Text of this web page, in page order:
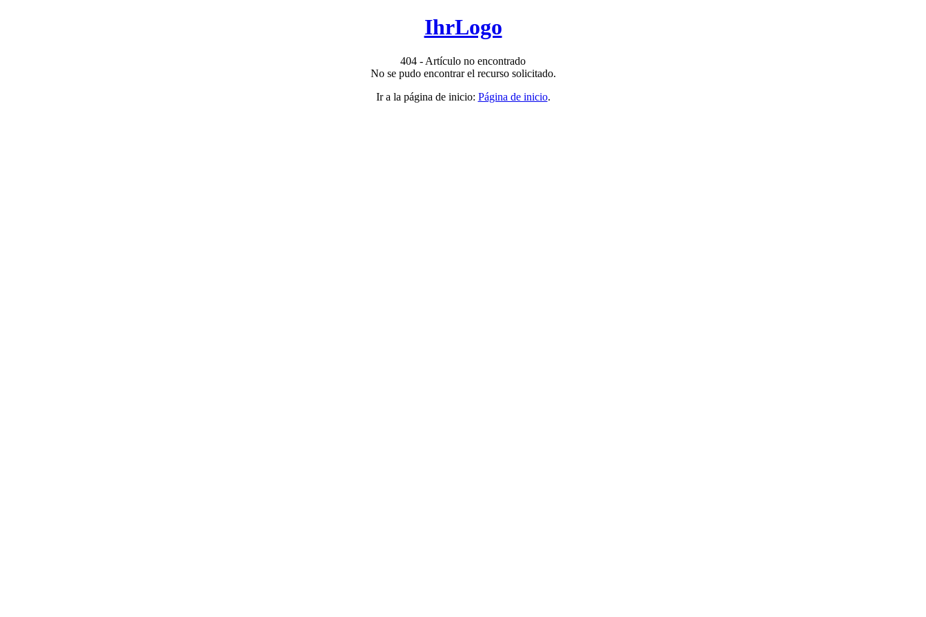
IhrLogo
404 - Artículo no encontrado
No se pudo encontrar el recurso solicitado.
Ir a la página de inicio: Página de inicio.